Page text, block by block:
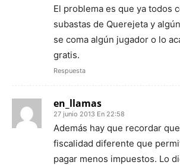
El problema es que ya todos
subastas de Querejeta y
se coma algún jugador o lo
gratis.
Respuesta
en_llamas
27 junio 2013 En 22:58
Además hay que recordar
fiscalidad diferente que
pagar menos impuestos. Lo